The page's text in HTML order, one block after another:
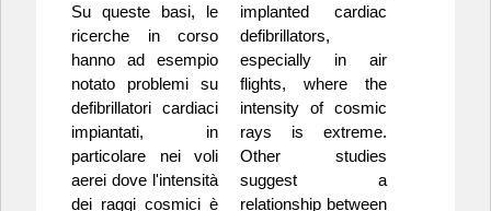
Su queste basi, le
ricerche in corso
hanno ad esempio
notato problemi su
defibrillatori cardiaci
impiantati, in
particolare nei voli
aerei dove l'intensità
dei raggi cosmici è
implanted cardiac
defibrillators,
especially in air
flights, where the
intensity of cosmic
rays is extreme.
Other studies
suggest a
relationship between